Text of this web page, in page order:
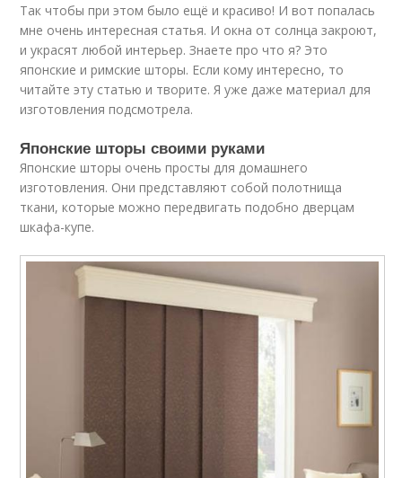
Так чтобы при этом было ещё и красиво! И вот попалась
мне очень интересная статья. И окна от солнца закроют,
и украсят любой интерьер. Знаете про что я? Это
японские и римские шторы. Если кому интересно, то
читайте эту статью и творите. Я уже даже материал для
изготовления подсмотрела.
Японские шторы своими руками
Японские шторы очень просты для домашнего
изготовления. Они представляют собой полотнища
ткани, которые можно передвигать подобно дверцам
шкафа-купе.